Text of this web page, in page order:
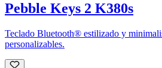
Pebble Keys 2 K380s
Teclado Bluetooth® estilizado y
personalizables.